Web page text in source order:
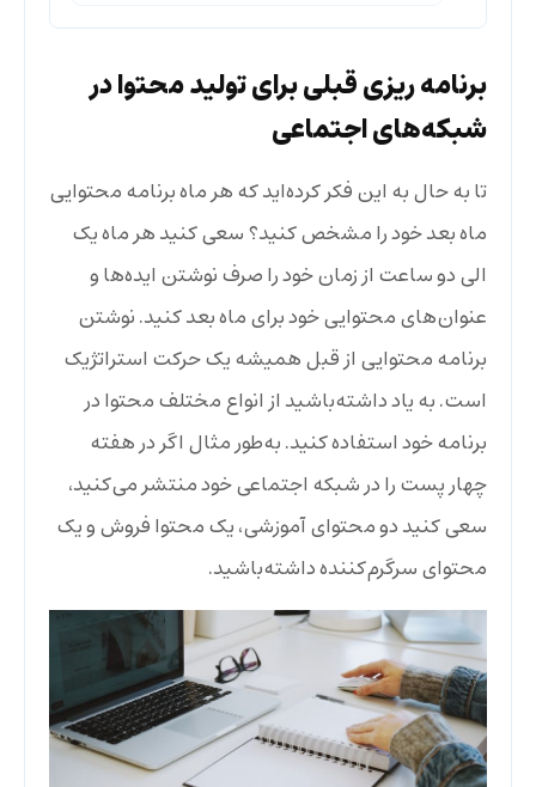
برنامه ریزی قبلی برای تولید محتوا در
شبکه‌های اجتماعی
تا به حال به این فکر کرده‌اید که هر ماه برنامه محتوایی
ماه بعد خود را مشخص کنید؟ سعی کنید هر ماه یک
الی دو ساعت از زمان خود را صرف نوشتن ایده‌ها و
عنوان‌های محتوایی خود برای ماه بعد کنید. نوشتن
برنامه محتوایی از قبل همیشه یک حرکت استراتژیک
است. به یاد داشته‌باشید از انواع مختلف محتوا در
برنامه خود استفاده کنید. به‌طور مثال اگر در هفته
چهار پست را در شبکه اجتماعی خود منتشر می‌کنید،
سعی کنید دو محتوای آموزشی، یک محتوا فروش و یک
محتوای سرگرم‌کننده داشته‌باشید.